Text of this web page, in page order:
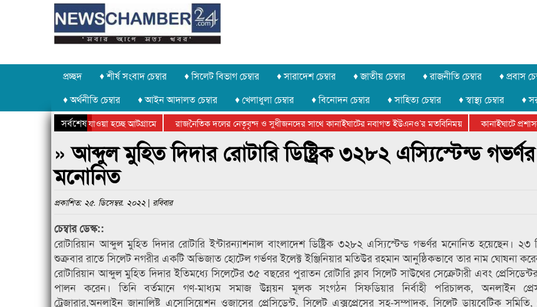
প্রচ্ছদ ♦ শীর্ষ সংবাদ চেম্বার ♦ সিলেট বিভাগ চেম্বার ♦ সারাদেশ চেম্বার ♦ জাতীয় চেম্বার ♦ রাজনীতি চেম্বার ♦ প্রবাস
♦ অর্থনীতি চেম্বার
♦ আইন আদালত চেম্বার ♦ খেলাধুলা চেম্বার ♦ বিনোদন চেম্বার ♦ সাহিত্য চেম্বার ♦ স্বাস্থ্য চেম্বার ♦
সর্বশেষ
পাথর চুরি করে নিয়ে যাওয়া হচ্ছে আটগ্রামে রাজনৈতিক দলের নেতৃবৃন্দ ও সুধীজনদের সাথে কানাইঘাটের নবাগত ইউএনও’র মতবিনিময় কানাইঘাটে
ক্রীড়া প্রতিযোগিতার পুরস্কার বিতরণ সম্পন্ন
সিলেটে বাংলাদেশ গ্রুপ থিয়েটার ফেডারেশানের বিভাগীয় অভিনয় কর্মশালা সম্পন্ন
» আব্দুল মুহিত দিদার রোটারি ডিষ্ট্রিক ৩২৮২ এস্যিস্টেন্ড গভর্ণর
মনোনিত
প্রকাশিত: ২৫. ডিসেম্বর. ২০২২ | রবিবার
চেম্বার ডেস্ক::
রোটারিয়ান আব্দুল মুহিত দিদার রোটারি ইন্টারন্যাশনাল বাংলাদেশ ডিষ্ট্রিক ৩২৮২ এস্যিস্টেন্ড গভর্ণর মনোনিত হয়েছেন। ২৩
শুক্রবার রাতে সিলেট নগরীর একটি অভিজাত হোটেল গর্ভণর ইলেক্ট ইঞ্জিনিয়ার মতিউর রহমান আনুষ্ঠিকভাবে তার নাম ঘোষনা
রোটারিয়ান আব্দুল মুহিত দিদার ইতিমধ্যে সিলেটের ৩৫ বছরের পুরাতন রোটারি ক্লাব সিলেট সাউথের সেক্রেটারী এবং প্রেসিডেন্টর
পালন করেন। তিনি বর্তমানে গণ-মাধ্যম সমাজ উন্নয়ন মূলক সংগঠন সিফডিয়ার নির্বাহী পরিচালক, অনলাইন
ট্রেজারার,অনলাইন জানালিষ্ট এসোসিয়েশন ওজাসের প্রেসিডেন্ট, সিলেট এক্সপ্রেসের সহ-সম্পাদক, সিলেট ডায়বেটিক সমিতি,